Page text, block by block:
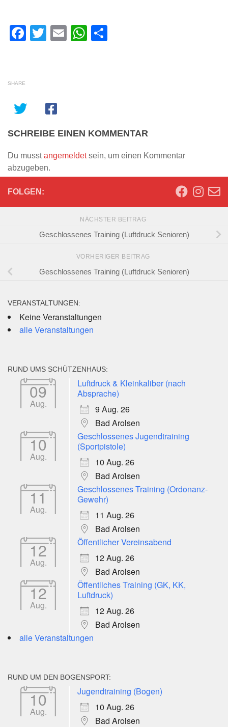
Facebook
Twitter
EmailWhatsApp
SHARE
SCHREIBE EINEN KOMMENTAR
Du musstangemeldetsein, um einen Kommentar
abzugeben.
FOLGEN:
NÄCHSTER BEITRAG
Geschlossenes Training (Luftdruck Senioren)
VORHERIGER BEITRAG
Geschlossenes Training (Luftdruck Senioren)
VERANSTALTUNGEN:
Keine Veranstaltungen
alle Veranstaltungen
RUND UMS SCHÜTZENHAUS:
09
Aug.
Luftdruck & Kleinkaliber (nach
Absprache)
9 Aug. 26
Bad Arolsen
10
Aug.
Geschlossenes Jugendtraining
(Sportpistole)
10 Aug. 26
Bad Arolsen
11
Aug.
Geschlossenes Training (Ordonanz-
Gewehr)
11 Aug. 26
Bad Arolsen
12
Aug.
Öffentlicher Vereinsabend
12 Aug. 26
Bad Arolsen
12
Aug.
Öffentliches Training (GK, KK,
Luftdruck)
12 Aug. 26
Bad Arolsen
alle Veranstaltungen
RUND UM DEN BOGENSPORT:
10
Aug.
Jugendtraining (Bogen)
10 Aug. 26
Bad Arolsen